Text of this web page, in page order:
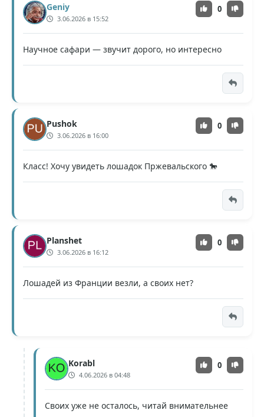
Geniy
3.06.2026 в 15:52
0
Научное сафари — звучит дорого, но интересно
Pushok
3.06.2026 в 16:00
0
Класс! Хочу увидеть лошадок Пржевальского 🐎
Planshet
3.06.2026 в 16:12
0
Лошадей из Франции везли, а своих нет?
Korabl
4.06.2026 в 04:48
0
Своих уже не осталось, читай внимательнее